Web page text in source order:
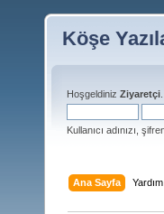
Köşe
Hoşgeldiniz Ziyaretçi
Kullanıcı adınızı,
Ana Sayfa Yardım